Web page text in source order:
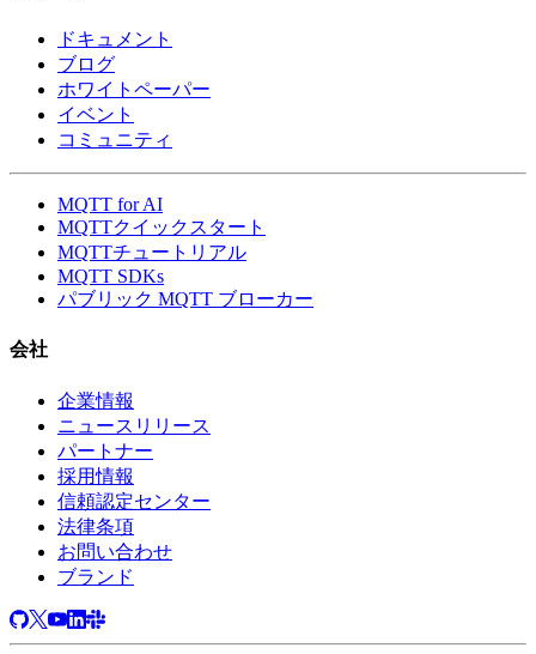
ドキュメント
ブログ
ホワイトペーパー
イベント
コミュニティ
MQTT for AI
MQTTクイックスタート
MQTTチュートリアル
MQTT SDKs
パブリック MQTT ブローカー
会社
企業情報
ニュースリリース
パートナー
採用情報
信頼認定センター
法律条項
お問い合わせ
ブランド